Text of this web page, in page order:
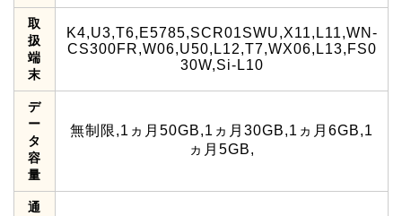
取
扱
端
末
K4,U3,T6,E5785,SCR01SWU,X11,L11,WN-
CS300FR,W06,U50,L12,T7,WX06,L13,FS0
30W,Si-L10
デ
ー
タ
容
量
無制限,1ヵ月50GB,1ヵ月30GB,1ヵ月6GB,1
ヵ月5GB,
通